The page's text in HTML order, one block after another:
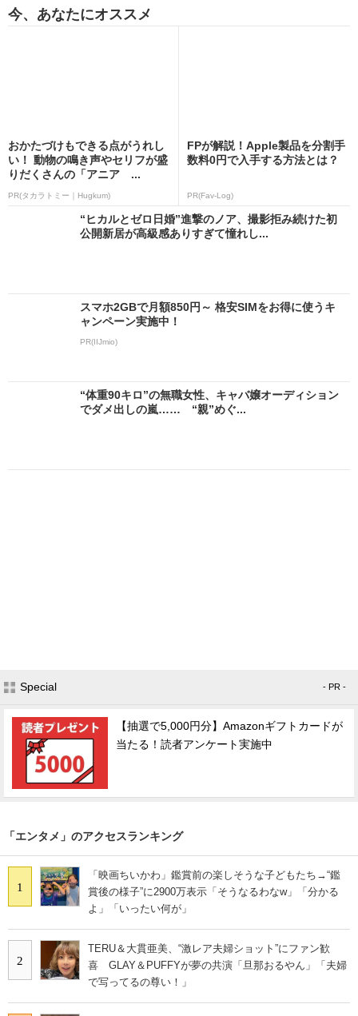
今、あなたにオススメ
おかたづけもできる点がうれし
い！ 動物の鳴き声やセリフが盛
りだくさんの「アニア ...
PR(タカラトミー｜Hugkum)
FPが解説！Apple製品を分割手
数料0円で入手する方法とは？
PR(Fav-Log)
“ヒカルとゼロ日婚”進撃のノア、撮影拒み続けた初
公開新居が高級感ありすぎて憧れし...
スマホ2GBで月額850円～ 格安SIMをお得に使うキ
ャンペーン実施中！
PR(IIJmio)
“体重90キロ”の無職女性、キャバ嬢オーディション
でダメ出しの嵐…… “親”めぐ...
Special - PR -
【抽選で5,000円分】Amazonギフトカードが
当たる！読者アンケート実施中
「エンタメ」のアクセスランキング
1
「映画ちいかわ」鑑賞前の楽しそうな子どもたち→“鑑
賞後の様子”に2900万表示「そうなるわなw」「分かる
よ」「いったい何が」
2
TERU＆大貫亜美、“激レア夫婦ショット”にファン歓
喜 GLAY＆PUFFYが夢の共演「旦那おるやん」「夫婦
で写ってるの尊い！」